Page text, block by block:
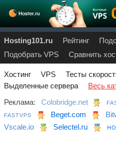
Hosting101.ru Рейтинг
Подобрать VPS
Сравнить
Хостинг VPS Тесты
Выделенные сервера
Весь
Реклама:
Colobridge.net
FASTVPS Beget.com
Vscale.io
Selectel.ru